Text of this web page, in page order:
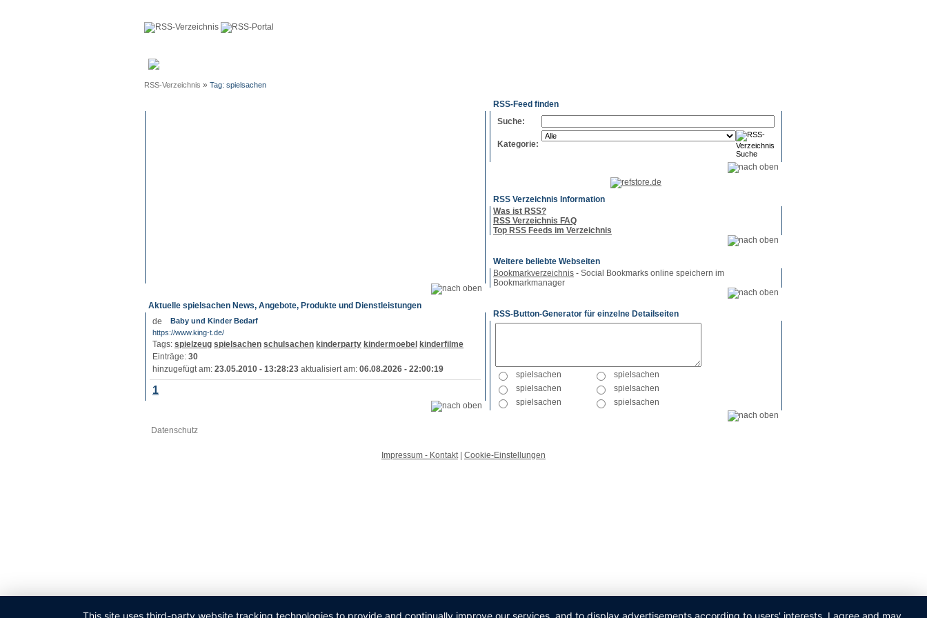
RSS-Verzeichnis » Tag: spielsachen
Aktuelle spielsachen News, Angebote, Produkte und Dienstleistungen
Baby und Kinder Bedarf
https://www.king-t.de/
Tags: spielzeug spielsachen schulsachen kinderparty kindermoebel kinderfilme
Einträge: 30
hinzugefügt am: 23.05.2010 - 13:28:23 aktualisiert am: 06.08.2026 - 22:00:19
1
RSS-Feed finden
Suche:
Kategorie:
RSS Verzeichnis Information
Was ist RSS?
RSS Verzeichnis FAQ
Top RSS Feeds im Verzeichnis
Weitere beliebte Webseiten
Bookmarkverzeichnis - Social Bookmarks online speichern im
Bookmarkmanager
RSS-Button-Generator für einzelne Detailseiten
Datenschutz
Impressum - Kontakt| Cookie-Einstellungen
This site uses third-party website tracking technologies to provide and continually improve our services, and to display advertisements according to users' interests. I agree and may